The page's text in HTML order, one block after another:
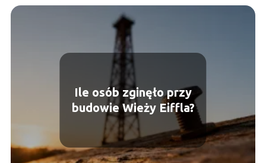
Ile osób zginęło przy
budowie Wieży Eiffla?